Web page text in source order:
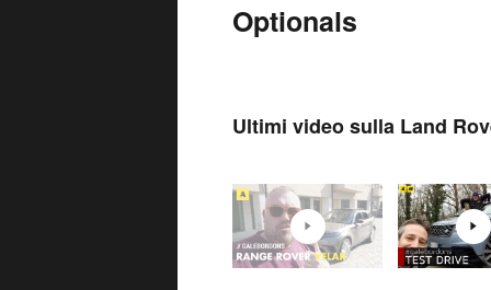
Optionals
Ultimi video sulla Land